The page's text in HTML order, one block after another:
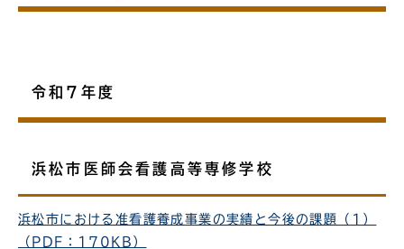
令和7年度
浜松市医師会看護高等専修学校
浜松市における准看護養成事業の実績と今後の課題（1）
（PDF：170KB）